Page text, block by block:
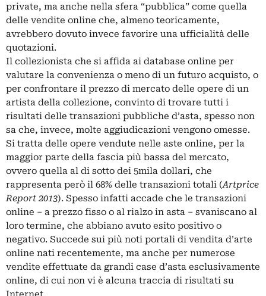
private, ma anche nella sfera “pubblica” come quella
delle vendite online che, almeno teoricamente,
avrebbero dovuto invece favorire una ufficialità delle
quotazioni.
Il collezionista che si affida ai database online per
valutare la convenienza o meno di un futuro acquisto, o
per confrontare il prezzo di mercato delle opere di un
artista della collezione, convinto di trovare tutti i
risultati delle transazioni pubbliche d’asta, spesso non
sa che, invece, molte aggiudicazioni vengono omesse.
Si tratta delle opere vendute nelle aste online, per la
maggior parte della fascia più bassa del mercato,
ovvero quella al di sotto dei 5mila dollari, che
rappresenta però il 68% delle transazioni totali (Artprice
Report 2013). Spesso infatti accade che le transazioni
online – a prezzo fisso o al rialzo in asta – svaniscano al
loro termine, che abbiano avuto esito positivo o
negativo. Succede sui più noti portali di vendita d’arte
online nati recentemente, ma anche per numerose
vendite effettuate da grandi case d’asta esclusivamente
online, di cui non vi è alcuna traccia di risultati su